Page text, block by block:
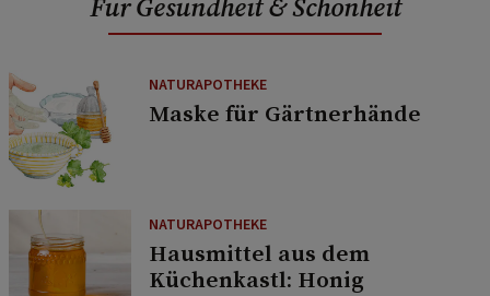
NATURAPOTHEKE
Maske für Gärtnerhände
NATURAPOTHEKE
Hausmittel aus dem
Küchenkastl: Honig